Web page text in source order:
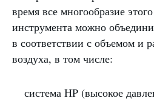
время все многообразие
инструмента можно
в соответствии с объемом и
воздуха, в том числе:
система HP (высокое